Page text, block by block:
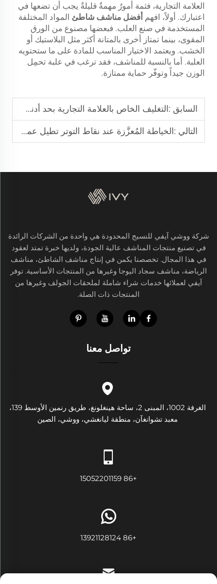
العلامة التجارية، فثمة أمورٌ مهمةٌ قليلةٌ يجب أن تضعها في
اعتبارك. أولاً، افهم أفضل مناشف شاطئ المواد المختلفة
المستخدمة في صنع العلب. فبعضها مصنوع من الورق
المقوى، بينما تمتاز أخرى بالمتانة أكثر مثل البلاستيك أو
الخشب. ويعتمد الاختيار المناسب للمادة على ما ستحتويه
العلبة. أما بالنسبة للمناشف، فقد ترغب في علبة تحمِل
الوزن جيداً وتوفّر حماية ممتازة.
السابق :التغليف الخاص بالعلامة التجارية بحد أدنى من الكميات المطلوبة (MOQs) هو معيارٌ شائعٌ للمناشف المخصصة كهدايا مؤسسية
التالي :الخياطة المُعزَّزة عند نقاط التوتر تطيل عمر المناشف المغناطيسية للغولف
شركة ووشي آيفي للنسيج المحدودة هي واحدة من الشركات الرائدة
في تصنيع منتجات المناشف عالية الجودة، ولديها خبرة تمتد لعقود
في هذا المجال. تخصصنا يكمن في إنتاج مناشف الشاطئ، مناشف
الرياضة، مناشف سجاد اليوجا وغيرها من المنتجات الأساسية. توفر
آيفي لعملائها خدمات شراء شاملة لملحقات الجولف وغيرها من
المنتجات ذات الصلة.
تواصل معنا
الغرفة 1002، المبنى 2، ساحة هينغلونغ، طريق رنمين الأوسط 139،
معبد تشوانغآن، منطقة ليانغشي، ووشي، الصين
+86 15052201159
+86 13921128124